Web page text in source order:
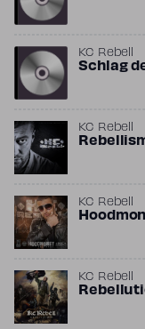
KC Rebell
Schlag
KC Rebell
KC Rebell
KC Rebell